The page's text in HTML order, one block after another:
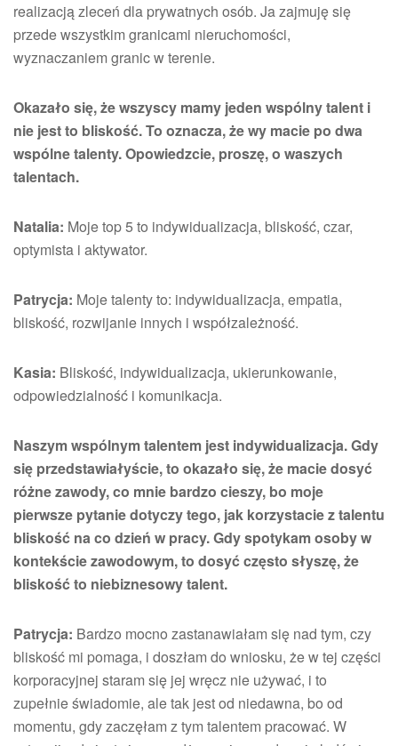
realizacją zleceń dla prywatnych osób. Ja zajmuję się
przede wszystkim granicami nieruchomości,
wyznaczaniem granic w terenie.
Okazało się, że wszyscy mamy jeden wspólny talent i
nie jest to bliskość. To oznacza, że wy macie po dwa
wspólne talenty. Opowiedzcie, proszę, o waszych
talentach.
Natalia: Moje top 5 to indywidualizacja, bliskość, czar,
optymista i aktywator.
Patrycja: Moje talenty to: indywidualizacja, empatia,
bliskość, rozwijanie innych i współzależność.
Kasia: Bliskość, indywidualizacja, ukierunkowanie,
odpowiedzialność i komunikacja.
Naszym wspólnym talentem jest indywidualizacja. Gdy
się przedstawiałyście, to okazało się, że macie dosyć
różne zawody, co mnie bardzo cieszy, bo moje
pierwsze pytanie dotyczy tego, jak korzystacie z talentu
bliskość na co dzień w pracy. Gdy spotykam osoby w
kontekście zawodowym, to dosyć często słyszę, że
bliskość to niebiznesowy talent.
Patrycja: Bardzo mocno zastanawiałam się nad tym, czy
bliskość mi pomaga, i doszłam do wniosku, że w tej części
korporacyjnej staram się jej wręcz nie używać, i to
zupełnie świadomie, ale tak jest od niedawna, bo od
momentu, gdy zaczęłam z tym talentem pracować. W